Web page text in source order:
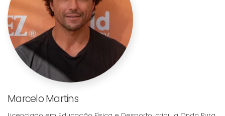
Marcelo Martins